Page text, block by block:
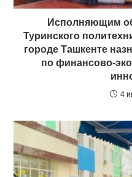
Исполняющим
Туринского
городе Ташкенте
по финансово-
4